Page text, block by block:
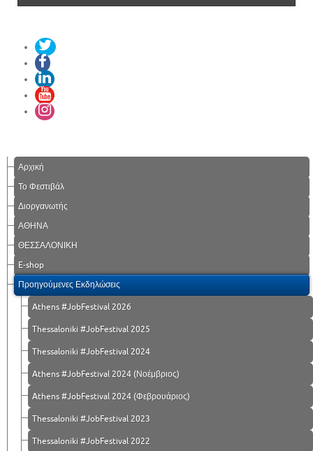
Αρχική
Το Φεστιβάλ
Διοργανωτής
ΑΘΗΝΑ
ΘΕΣΣΑΛΟΝΙΚΗ
E-shop
Προηγούμενες Εκδηλώσεις
Athens #JobFestival 2026
Thessaloniki #JobFestival 2025
Thessaloniki #JobFestival 2024
Athens #JobFestival 2024 (Νοέμβριος)
Athens #JobFestival 2024 (Φεβρουάριος)
Thessaloniki #JobFestival 2023
Thessaloniki #JobFestival 2022